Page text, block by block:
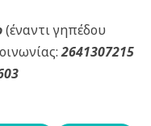
(έναντι γηπέδου
2641307215